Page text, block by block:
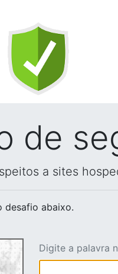
de
a sites
desafio abaixo.
Digite a palavra